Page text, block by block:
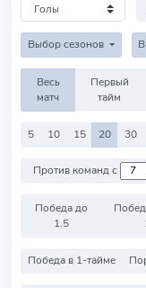
Выбор сезонов
Весь
матч
Первый
тайм
5 10 15 20 30
Против команд с
Победа до
1.5
Победа в 1-тайме